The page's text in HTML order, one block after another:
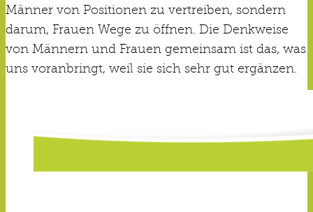
Männer von Positionen zu vertreiben, sondern
darum, Frauen Wege zu öffnen. Die Denkweise
von Männern und Frauen gemeinsam ist das, was
uns voranbringt, weil sie sich sehr gut ergänzen.